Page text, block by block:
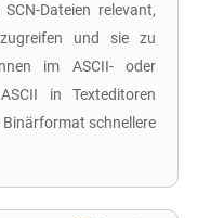
Dateien relevant,
und sie zu
im ASCII- oder
in Texteditoren
schnellere